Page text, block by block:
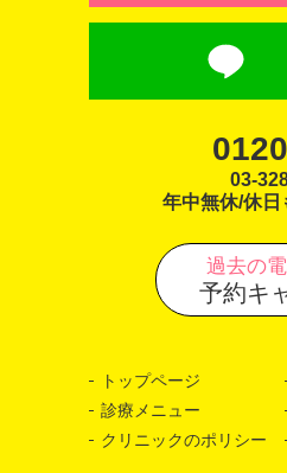
03-
年中無休/休
過去の
予約キ
トップページ
診療メニュー
クリニックのポリシー